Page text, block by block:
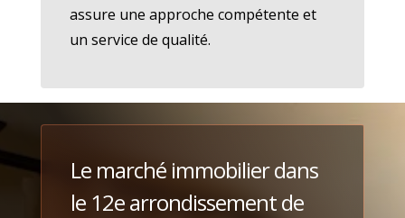
assure une approche compétente et
un service de qualité.
Le marché immobilier dans
le 12e arrondissement de